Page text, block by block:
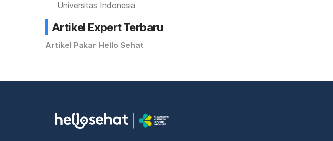
Universitas Indonesia
Artikel Expert Terbaru
Artikel Pakar Hello Sehat